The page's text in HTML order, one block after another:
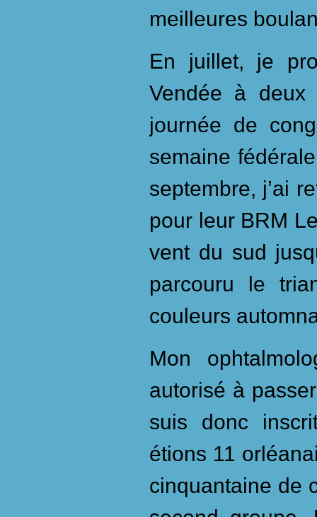
meilleures
En juillet, je
Vendée à deux
journée de
semaine
septembre, j’ai
pour leur BRM
vent du sud
parcouru le
couleurs
Mon
autorisé à
suis donc
étions 11
cinquantaine de